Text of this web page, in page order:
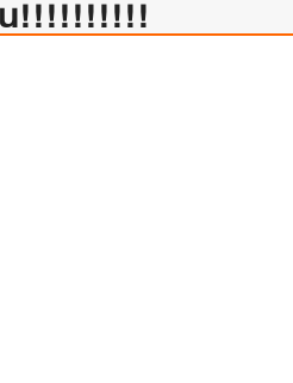
น!!!!!!!!!!